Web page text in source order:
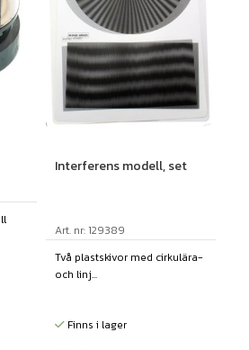
Interferens modell, set
Art. nr: 129389
Två plastskivor med cirkulära-
och linj...
Finns i lager